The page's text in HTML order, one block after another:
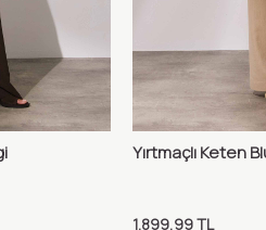
Sepete Ekle
Yırtmaçlı Keten
1.899,99TL